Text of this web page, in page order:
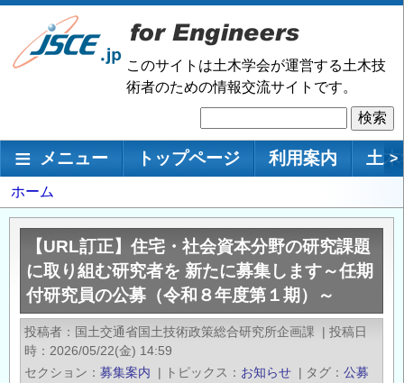
メ
ン
移
このサイトは土木学会が運営する土木技
術者のための情報交流サイトです。
索
メインナビゲーション
メニュー トップページ 利用案内 土 >
パ
ン
ホーム
【URL訂正】住宅・社会資本分野の研究課題
に取り組む研究者を 新たに募集します～任期
付研究員の公募（令和８年度第１期）～
投稿者 国土交通省国土技術政策総合研究所企画課 | 投稿日
時
2026/05/22(金) 14:59
セクション
募集案内 | トピックス お知らせ | タグ
公募